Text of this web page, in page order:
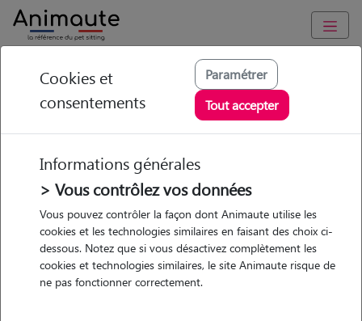
Animaute Provence Alpes Côte d'Azur /Bouches-du-Rhône
Marseille 9e Arrondissement
Ciline - Petsitter à
MARSEILLE 09
• 21 ans
Cookies et
consentements
Paramétrer
Tout accepter
Informations générales
> Vous contrôlez vos données
Vous pouvez contrôler la façon dont Animaute utilise les
cookies et les technologies similaires en faisant des choix ci-
dessous. Notez que si vous désactivez complètement les
cookies et technologies similaires, le site Animaute risque de
ne pas fonctionner correctement.